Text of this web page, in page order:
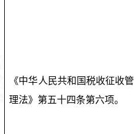
《中华人民共和国税收征收管
理法》第五十四条第六项。